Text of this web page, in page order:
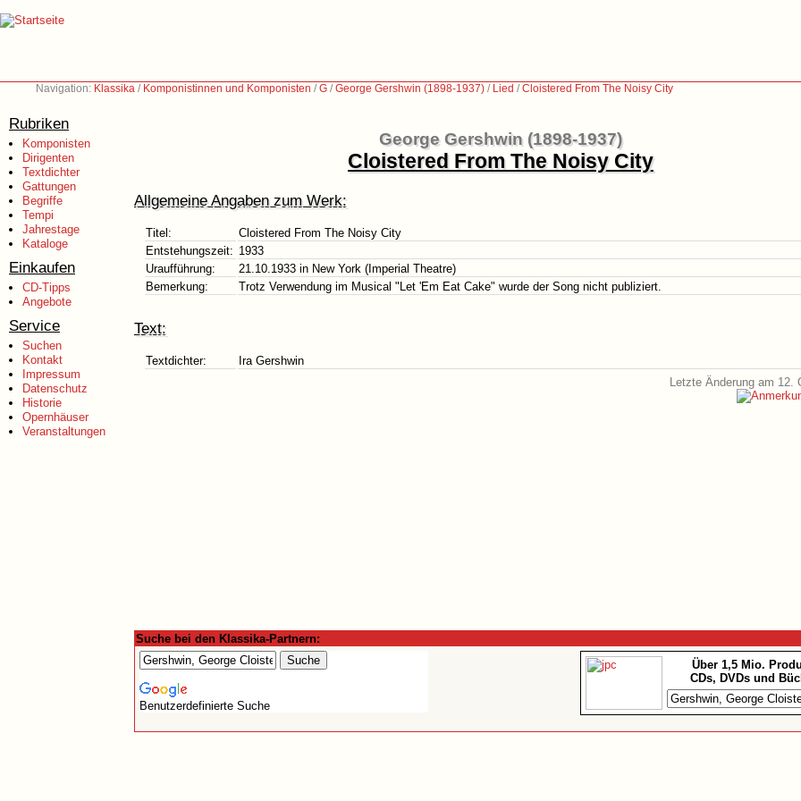
Navigation: Klassika / Komponistinnen und Komponisten /G /George Gershwin (1898-1937) / Lied /Cloistered From The Noisy City
Rubriken
Komponisten
Dirigenten
Textdichter
Gattungen
Begriffe
Tempi
Jahrestage
Kataloge
Einkaufen
CD-Tipps
Angebote
Service
Suchen
Kontakt
Impressum
Datenschutz
Historie
Opernhäuser
Veranstaltungen
George Gershwin (1898-1937)
Cloistered From The Noisy City
Allgemeine Angaben zum Werk:
Titel:
Cloistered From The Noisy City
Entstehungszeit: 1933
Uraufführung:
21.10.1933 in New York (Imperial Theatre)
Bemerkung:
Trotz Verwendung im Musical "Let 'Em Eat Cake" wurde der Song nicht publiziert.
Text:
Textdichter:
Ira Gershwin
Letzte Änderung am 12.
Suche bei den Klassika-Partnern:
Benutzerdefinierte Suche
Über 1,5 Mio.
CDs, DVDs und